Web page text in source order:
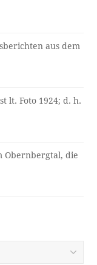
aus dem
lt. Foto 1924; d. h.
Obernbergtal, die